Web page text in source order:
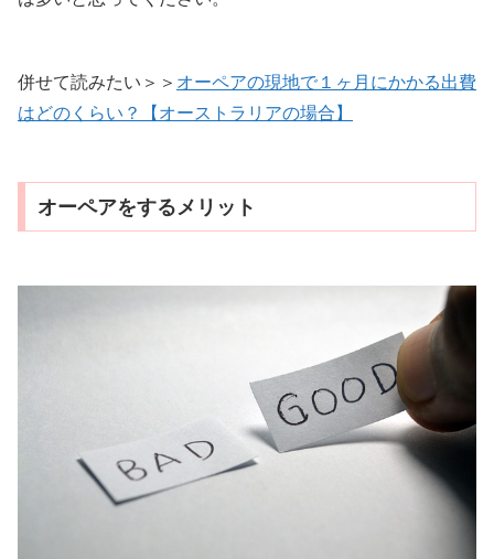
併せて読みたい＞＞ オーペアの現地で１ヶ月にかかる出費
はどのくらい？【オーストラリアの場合】
オーペアをするメリット